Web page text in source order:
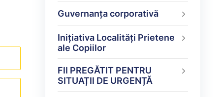
Guvernanța corporativă
Inițiativa Localități Prietene
ale Copiilor
FII PREGĂTIT PENTRU
SITUAȚII DE URGENȚĂ